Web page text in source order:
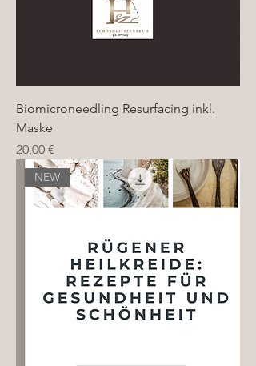
Biomicroneedling Resurfacing inkl.
Maske
Preis
20,00 €
NEW